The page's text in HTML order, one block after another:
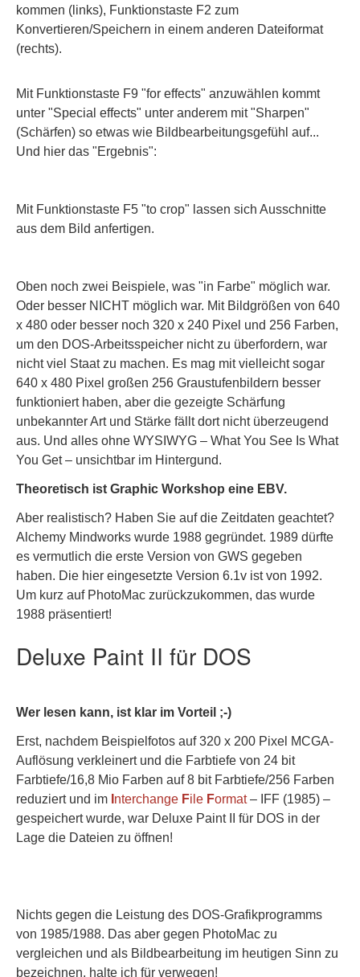
kommen (links), Funktionstaste F2 zum
Konvertieren/Speichern in einem anderen Dateiformat
(rechts).
Mit Funktionstaste F9 "for effects" anzuwählen kommt
unter "Special effects" unter anderem mit "Sharpen"
(Schärfen) so etwas wie Bildbearbeitungsgefühl auf...
Und hier das "Ergebnis":
Mit Funktionstaste F5 "to crop" lassen sich Ausschnitte
aus dem Bild anfertigen.
Oben noch zwei Beispiele, was "in Farbe" möglich war.
Oder besser NICHT möglich war. Mit Bildgrößen von 640
x 480 oder besser noch 320 x 240 Pixel und 256 Farben,
um den DOS-Arbeitsspeicher nicht zu überfordern, war
nicht viel Staat zu machen. Es mag mit vielleicht sogar
640 x 480 Pixel großen 256 Graustufenbildern besser
funktioniert haben, aber die gezeigte Schärfung
unbekannter Art und Stärke fällt dort nicht überzeugend
aus. Und alles ohne WYSIWYG – What You See Is What
You Get – unsichtbar im Hintergund.
Theoretisch ist Graphic Workshop eine EBV.
Aber realistisch? Haben Sie auf die Zeitdaten geachtet?
Alchemy Mindworks wurde 1988 gegründet. 1989 dürfte
es vermutlich die erste Version von GWS gegeben
haben. Die hier eingesetzte Version 6.1v ist von 1992.
Um kurz auf PhotoMac zurückzukommen, das wurde
1988 präsentiert!
Deluxe Paint II für DOS
Wer lesen kann, ist klar im Vorteil ;-)
Erst, nachdem Beispielfotos auf 320 x 200 Pixel MCGA-
Auflösung verkleinert und die Farbtiefe von 24 bit
Farbtiefe/16,8 Mio Farben auf 8 bit Farbtiefe/256 Farben
reduziert und im nterchange File Format– IFF (1985) –
gespeichert wurde, war Deluxe Paint II für DOS in der
Lage die Dateien zu öffnen!
Nichts gegen die Leistung des DOS-Grafikprogramms
von 1985/1988. Das aber gegen PhotoMac zu
vergleichen und als Bildbearbeitung im heutigen Sinn zu
bezeichnen, halte ich für verwegen!